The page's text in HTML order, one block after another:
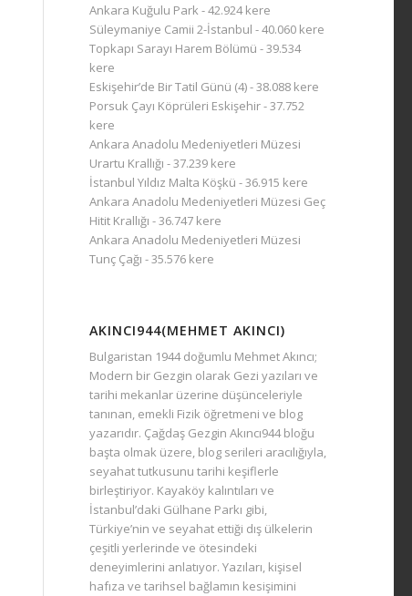
Ankara Kuğulu Park - 42.924 kere
Süleymaniye Camii 2-İstanbul - 40.060 kere
Topkapı Sarayı Harem Bölümü - 39.534
kere
Eskişehir’de Bir Tatil Günü (4)- 38.088 kere
Porsuk Çayı Köprüleri Eskişehir- 37.752
kere
Ankara Anadolu Medeniyetleri Müzesi
Urartu Krallığı - 37.239 kere
İstanbul Yıldız Malta Köşkü - 36.915 kere
Ankara Anadolu Medeniyetleri Müzesi Geç
Hitit Krallığı - 36.747 kere
Ankara Anadolu Medeniyetleri Müzesi
Tunç Çağı - 35.576 kere
AKINCI944(MEHMET AKINCI)
Bulgaristan 1944 doğumlu Mehmet Akıncı;
Modern bir Gezgin olarak Gezi yazıları ve
tarihi mekanlar üzerine düşünceleriyle
tanınan, emekli Fizik öğretmeni ve blog
yazarıdır. Çağdaş Gezgin Akıncı944 bloğu
başta olmak üzere, blog serileri aracılığıyla,
seyahat tutkusunu tarihi keşiflerle
birleştiriyor. Kayaköy kalıntıları ve
İstanbul’daki Gülhane Parkı gibi,
Türkiye’nin ve seyahat ettiği dış ülkelerin
çeşitli yerlerinde ve ötesindeki
deneyimlerini anlatıyor. Yazıları, kişisel
hafıza ve tarihsel bağlamın kesişimini